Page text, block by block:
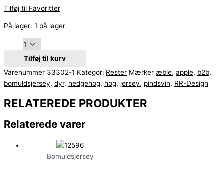
Tilføj til Favoritter
På lager: 1 på lager
Tilføj til kurv
Varenummer 33302-1 Kategori Rester Mærker æble, apple, b2b,
bomuldsjersey, dyr, hedgehog, hog, jersey, pindsvin, RR-Design
RELATEREDE PRODUKTER
Relaterede varer
Bomuldsjersey